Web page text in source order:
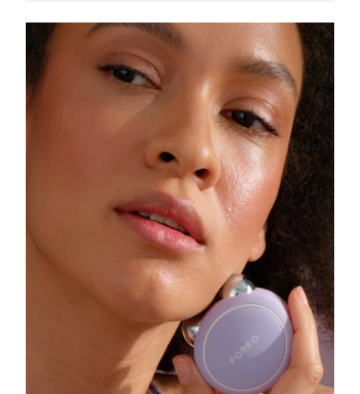
Slovakien Förväntad leverans8/11/26
Slovenien Förväntad leverans 8/11/26
Sydafrika Förväntad leverans8/19/26
Förväntad leverans8/13/26
Förväntad leverans 8/11/26
Förväntad leverans 8/11/26
Förväntad leverans
Förväntad leverans8/16/26
Förväntad leverans8/15/26
Förväntad leverans 8/12/26